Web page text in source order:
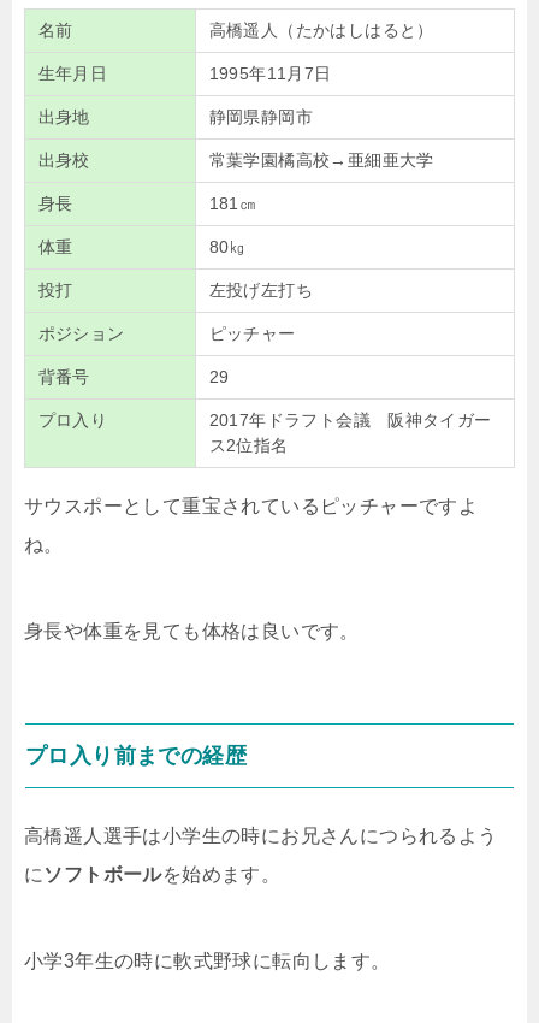
名前 高橋遥人（たかはしはると）
生年月日 1995年11月7日
出身地 静岡県静岡市
出身校 常葉学園橘高校→亜細亜大学
身長 181㎝
体重 80㎏
投打 左投げ左打ち
ポジション ピッチャー
背番号 29
プロ入り
2017年ドラフト会議 阪神タイガー
ス2位指名
サウスポーとして重宝されているピッチャーですよ
ね。
身長や体重を見ても体格は良いです。
プロ入り前までの経歴
高橋遥人選手は小学生の時にお兄さんにつられるよう
に ソフトボールを始めます。
小学3年生の時に軟式野球に転向します。